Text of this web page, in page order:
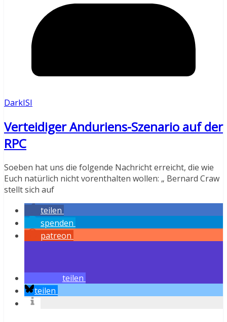
DarkISI
Verteidiger Anduriens-Szenario auf der
RPC
Soeben hat uns die folgende Nachricht erreicht, die wie
Euch natürlich nicht vorenthalten wollen: „ Bernard Craw
stellt sich auf
teilen
spenden
patreon
teilen
teilen